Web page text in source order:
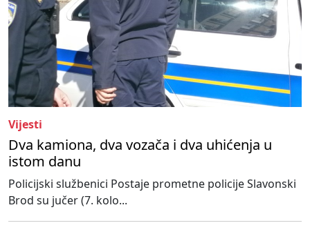
Vijesti
Dva kamiona, dva vozača i dva uhićenja u
istom danu
Policijski službenici Postaje prometne policije Slavonski
Brod su jučer (7. kolo...